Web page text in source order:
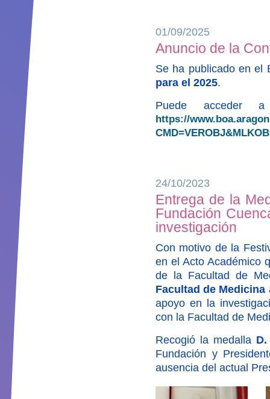
01/09/2025
Anuncio de la
Se ha publicado en el
para el 2025.
Puede acceder
https://
24/10/2023
Entrega de la
Fundación
investigación
Con motivo de la
en el Acto Académico
de la Facultad de
Facultad de Medicina
apoyo en la
con la Facultad de
Recogió la medalla
Fundación y
ausencia del actual